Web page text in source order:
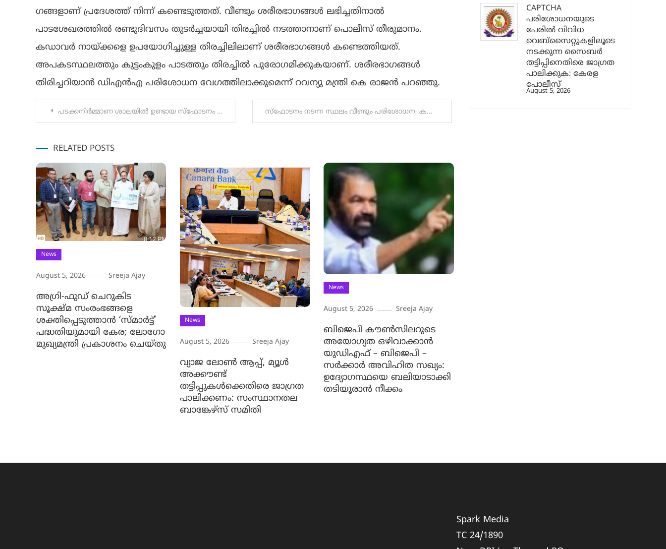
ഗങ്ങളാണ് പ്രദേശത്ത് നിന്ന് കണ്ടെടുത്തത്. വീണ്ടും ശരീരഭാ​ഗങ്ങൾ ലഭിച്ചതിനാൽ
പാടശേഖരത്തിൽ രണ്ടുദിവസം തുടർച്ചയായി തിരച്ചിൽ നടത്താനാണ് പൊലീസ് തീരുമാനം.
കഡാവർ നായ്ക്കളെ ഉപയോഗിച്ചുള്ള തിരച്ചിലിലാണ് ശരീരഭാഗങ്ങൾ കണ്ടെത്തിയത്.
അപകടസ്ഥലത്തും കുട്ടംകുളം പാടത്തും തിരച്ചിൽ പുരോഗമിക്കുകയാണ്. ശരീരഭാഗങ്ങൾ
തിരിച്ചറിയാൻ ഡിഎൻഎ പരിശോധന വേഗത്തിലാക്കുമെന്ന് റവന്യു മന്ത്രി കെ രാജൻ പറഞ്ഞു.
Post
പടക്കനിർമ്മാണ ശാലയിൽ ഉണ്ടായ സ്ഫോടനം മരണം 13 ആയി സ്ഫോടനം നടന്ന സ്ഥലം വീണ്ടും പരിശോധന, കഡാവർ നായ്ക്കളെ എത്തിച്ചു.
RELATED POSTS
News
August 5, 2026 Sreeja Ajay
അഗ്രി-ഫുഡ് ചെറുകിട
സൂക്ഷ്മ സംരംഭങ്ങളെ
ശക്തിപ്പെടുത്താന്‍ ‘സ്മാര്‍ട്ട്’
പദ്ധതിയുമായി കേര; ലോഗോ
മുഖ്യമന്ത്രി പ്രകാശനം ചെയ്തു
News
August 5, 2026 Sreeja Ajay
വ്യാജ ലോൺ ആപ്പ്, മ്യൂൾ
അക്കൗണ്ട്
തട്ടിപ്പുകൾക്കെതിരെ ജാ​ഗ്രത
പാലിക്കണം: സംസ്ഥാനതല
ബാങ്കേഴ്സ് സമിതി
News
August 5, 2026 Sreeja Ajay
ബിജെപി കൗൺസിലറുടെ
അയോഗ്യത ഒഴിവാക്കാൻ
യുഡിഎഫ് – ബിജെപി –
സർക്കാർ അവിഹിത സഖ്യം:
ഉദ്യോഗസ്ഥയെ ബലിയാടാക്കി
തടിയൂരാൻ നീക്കം
CAPTCHA
പരിശോധനയുടെ
പേരില്‍ വിവിധ
വെബ്സൈറ്റുകളിലൂടെ
നടക്കുന്ന സൈബര്‍
തട്ടിപ്പിനെതിരെ ജാഗ്രത
പാലിക്കുക: കേരള
പോലീസ്
August 5, 2026
Spark Media
TC 24/1890